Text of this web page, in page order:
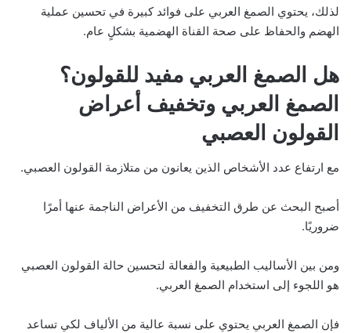
لذلك، يحتوي الصمغ العربي على فوائد كبيرة في تحسين عملية
الهضم والحفاظ على صحة القناة الهضمية بشكلٍ عام.
هل الصمغ العربي مفيد للقولون؟
الصمغ العربي وتخفيف أعراض
القولون العصبي
مع ارتفاع عدد الأشخاص الذين يعانون من متلازمة القولون العصبي.
أصبح البحث عن طرق التخفيف من الأعراض الناجمة عنها أمرًا
ضروريًا.
ومن بين الأساليب الطبيعية والفعالة لتحسين حالة القولون العصبي
هو اللجوء إلى استخدام الصمغ العربي.
فإن الصمغ العربي يحتوي على نسبة عالية من الألياف لكي تساعد